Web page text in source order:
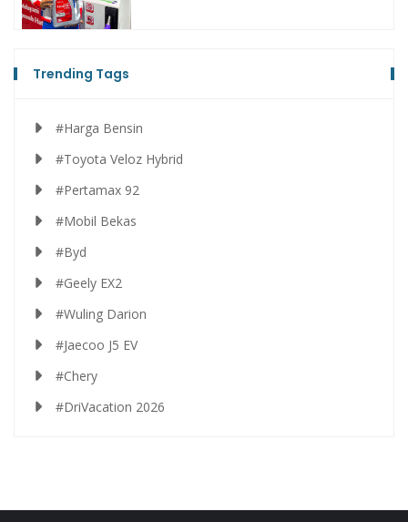
Trending Tags
#Harga Bensin
#Toyota Veloz Hybrid
#Pertamax 92
#Mobil Bekas
#Byd
#Geely EX2
#Wuling Darion
#Jaecoo J5 EV
#Chery
#DriVacation 2026